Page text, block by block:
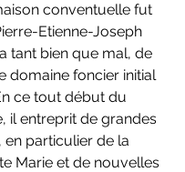
conventuelle fut
Etienne-Joseph
tant bien que mal, de
domaine foncier initial
ce tout début du
il entreprit de grandes
en particulier de la
Marie et de nouvelles